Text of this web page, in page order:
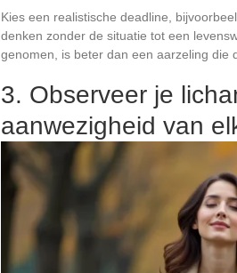
Kies een realistische deadline,
denken zonder de situatie tot een
genomen, is beter dan een aarzeling die
3. Observeer je
aanwezigheid van